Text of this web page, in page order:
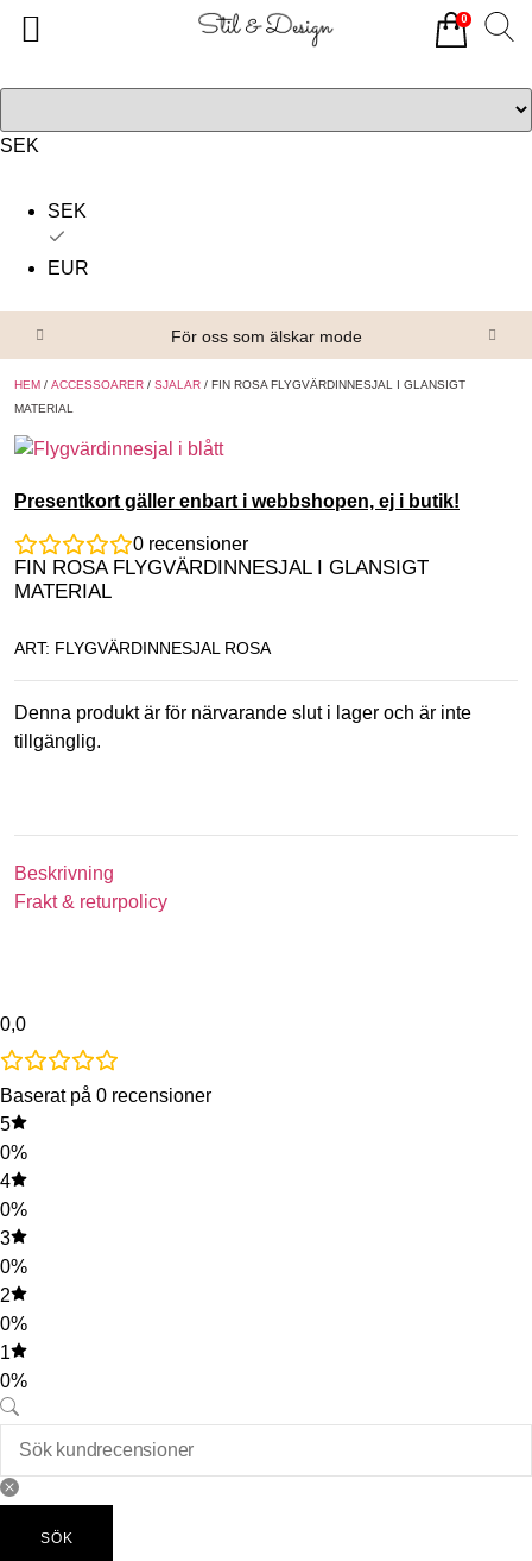
SEK
SEK
EUR
För oss som älskar mode
HEM / ACCESSOARER / SJALAR / FIN ROSA FLYGVÄRDINNESJAL I GLANSIGT
MATERIAL
Presentkort gäller enbart i webbshopen, ej i butik!
0 recensioner
FIN ROSA FLYGVÄRDINNESJAL I GLANSIGT
MATERIAL
ART: FLYGVÄRDINNESJAL ROSA
Denna produkt är för närvarande slut i lager och är inte
tillgänglig.
Beskrivning
Frakt & returpolicy
0,0
Baserat på 0 recensioner
5
0%
4
0%
3
0%
2
0%
1
0%
SÖK
0
Alla produkter
Om oss